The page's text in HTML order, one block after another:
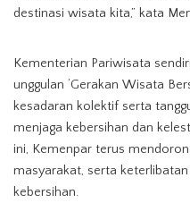
destinasi wisata kita,” kata
Kementerian Pariwisata
unggulan ‘Gerakan Wisata
kesadaran kolektif serta
menjaga kebersihan dan
ini, Kemenpar terus
masyarakat, serta
kebersihan.